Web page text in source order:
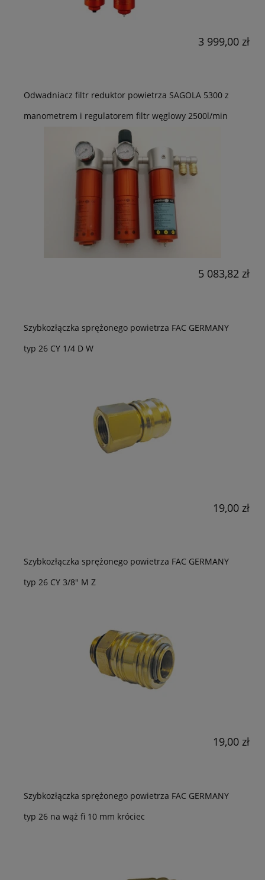
3 999,00 zł
Odwadniacz filtr reduktor powietrza SAGOLA 5300 z
manometrem i regulatorem filtr węglowy 2500l/min
5 083,82 zł
Szybkozłączka sprężonego powietrza FAC GERMANY
typ 26 CY 1/4 D W
19,00 zł
Szybkozłączka sprężonego powietrza FAC GERMANY
typ 26 CY 3/8" M Z
19,00 zł
Szybkozłączka sprężonego powietrza FAC GERMANY
typ 26 na wąż fi 10 mm króciec